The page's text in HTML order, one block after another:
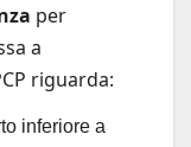
per
a
riguarda:
inferiore a